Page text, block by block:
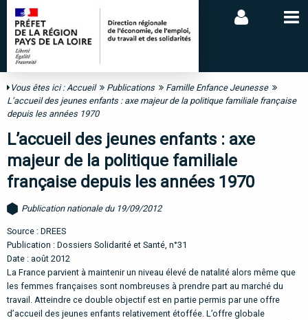
Vous êtes ici :Accueil Publications
Famille Enfance Jeunesse
L’accueil des jeunes enfants : axe majeur de la politique familiale française
depuis les années 1970
L’accueil des jeunes enfants : axe
majeur de la politique familiale
française depuis les années 1970
Publication nationale du 19/09/2012
Source : DREES
Publication : Dossiers Solidarité et Santé, n°31
Date : août 2012
La France parvient à maintenir un niveau élevé de natalité alors même que
les femmes françaises sont nombreuses à prendre part au marché du
travail. Atteindre ce double objectif est en partie permis par une offre
d’accueil des jeunes enfants relativement étoffée. L’offre globale